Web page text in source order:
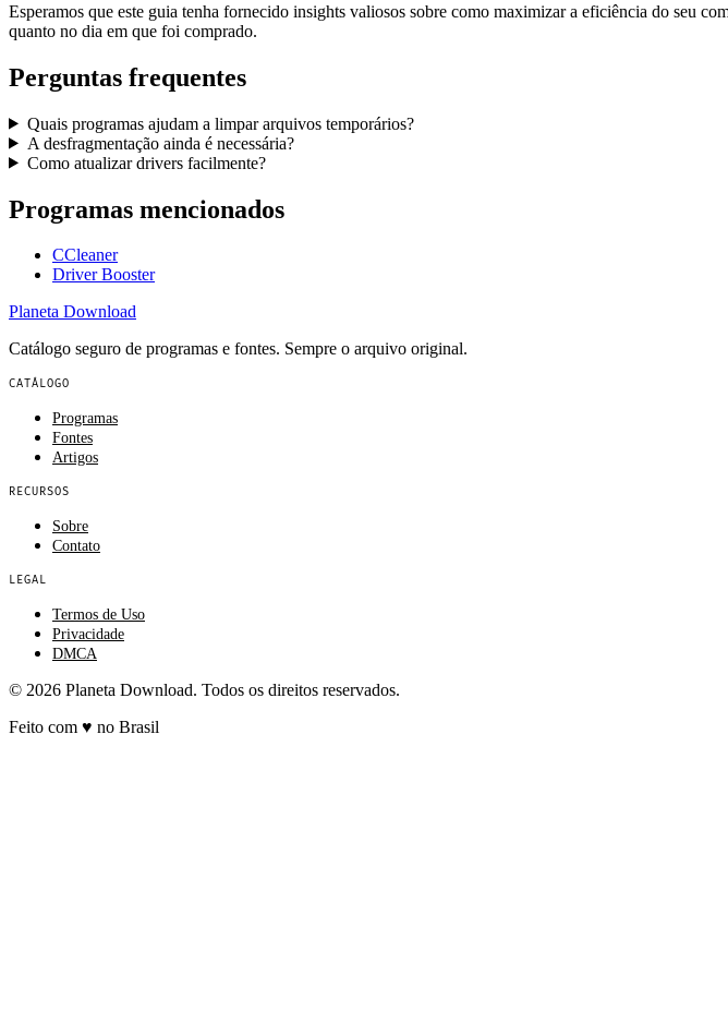
Esperamos que este guia tenha fornecido insights valiosos sobre como maximizar a eficiência do seu
quanto no dia em que foi comprado.
Perguntas frequentes
Quais programas ajudam a limpar arquivos temporários?
A desfragmentação ainda é necessária?
Como atualizar drivers facilmente?
Programas mencionados
CCleaner
Driver Booster
Planeta Download
Catálogo seguro de programas e fontes. Sempre o arquivo original.
CATÁLOGO
Programas
Fontes
Artigos
RECURSOS
Sobre
Contato
LEGAL
Termos de Uso
Privacidade
DMCA
© 2026 Planeta Download. Todos os direitos reservados.
Feito com ♥ no Brasil